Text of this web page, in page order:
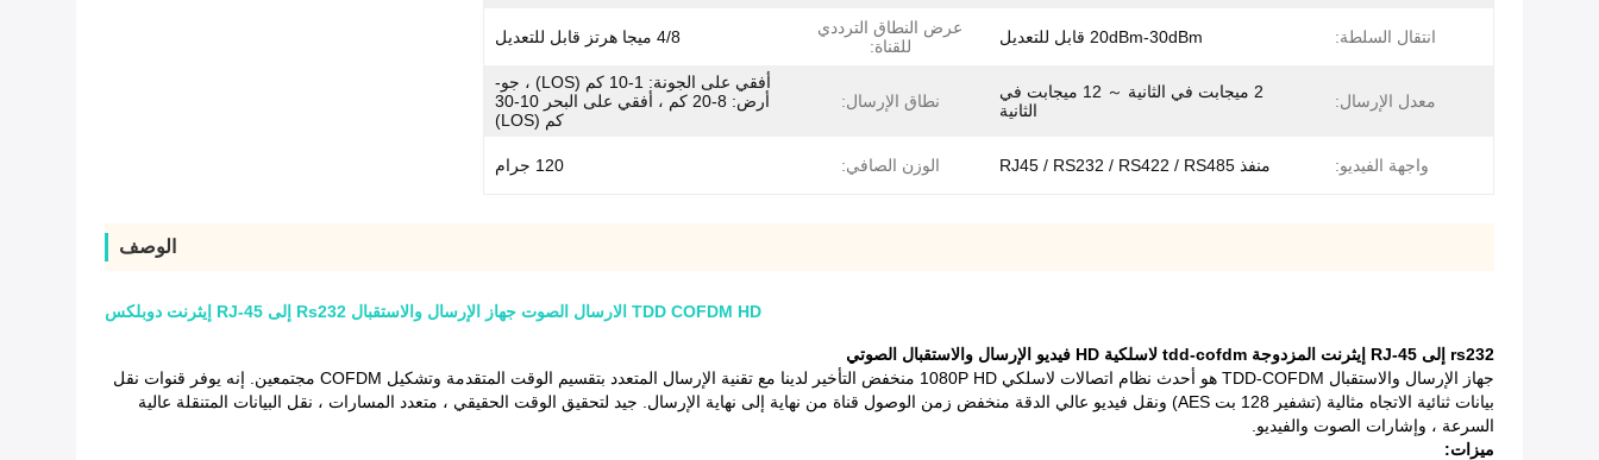
انتقال السلطة: 20dBm-30dBm قابل للتعديل
عرض النطاق الترددي
للقناة:
4/8 ميجا هرتز قابل للتعديل
معدل الإرسال:
2 ميجابت في الثانية ～ 12 ميجابت في
الثانية
نطاق الإرسال:
أفقي على الجونة: 1-10 كم (LOS) ، جو-
أرض: 8-20 كم ، أفقي على البحر 10-30
كم (LOS)
واجهة الفيديو: منفذ RJ45 / RS232 / RS422 / RS485 الوزن الصافي: 120 جرام
الوصف
TDD COFDM HD الارسال الصوت جهاز الإرسال والاستقبال Rs232 إلى RJ-45 إيثرنت دوبلكس
rs232 إلى RJ-45 إيثرنت المزدوجة tdd-cofdm لاسلكية HD فيديو الإرسال والاستقبال الصوتي
جهاز الإرسال والاستقبال TDD-COFDM هو أحدث نظام اتصالات لاسلكي 1080P HD منخفض التأخير لدينا مع تقنية الإرسال المتعدد بتقسيم الوقت المتقدمة وتشكيل COFDM مجتمعين. إنه يوفر قنوات نقل
بيانات ثنائية الاتجاه مثالية (تشفير 128 بت AES) ونقل فيديو عالي الدقة منخفض زمن الوصول قناة من نهاية إلى نهاية الإرسال.
جيد لتحقيق الوقت الحقيقي ، متعدد المسارات ، نقل البيانات المتنقلة عالية
السرعة ، وإشارات الصوت والفيديو.
ميزات: